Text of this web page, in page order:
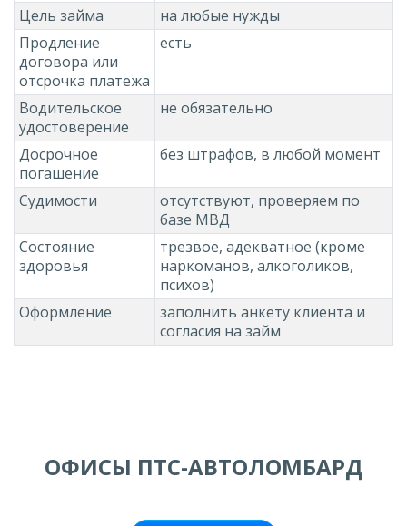
Цель займа
на любые нужды
Продление
договора или
отсрочка платежа
есть
Водительское
удостоверение
не обязательно
Досрочное
погашение
без штрафов, в любой момент
Судимости
отсутствуют, проверяем по
базе МВД
Состояние
здоровья
трезвое, адекватное (кроме
наркоманов, алкоголиков,
психов)
Оформление
заполнить анкету клиента и
согласия на займ
ОФИСЫ ПТС-АВТОЛОМБАРД